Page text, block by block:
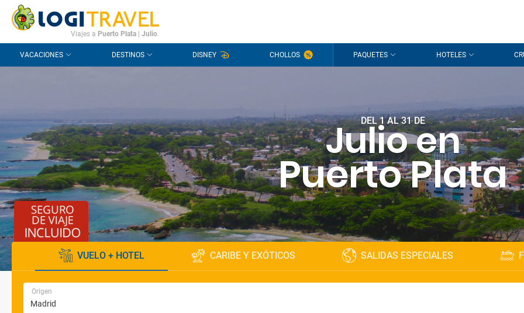
CONTACTO PREGUNTAS FRECUENTES
Viajes a Puerto Plata| Julio.
VACACIONES DESTINOS DISNEY CHOLLOS PAQUETES HOTELES
DEL 1 AL 31 DE
Julio en
Puerto Plata
VUELO + HOTEL CARIBE Y EXÓTICOS SALIDAS ESPECIALES
Origen